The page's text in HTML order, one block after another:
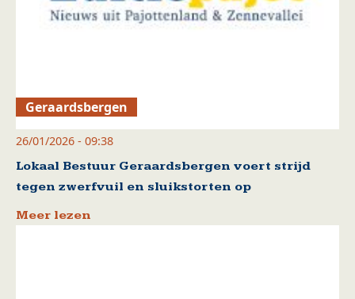
Geraardsbergen
26/01/2026 - 09:38
Lokaal Bestuur Geraardsbergen voert strijd
tegen zwerfvuil en sluikstorten op
Meer lezen